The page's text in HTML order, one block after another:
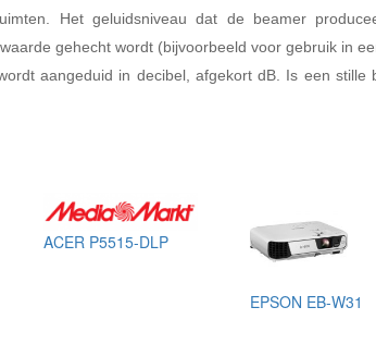
Het geluidsniveau dat de beamer
gehecht wordt (bijvoorbeeld voor gebruik in
aangeduid in decibel, afgekort dB. Is een
ACER P5515-DLP
EPSON EB-W31